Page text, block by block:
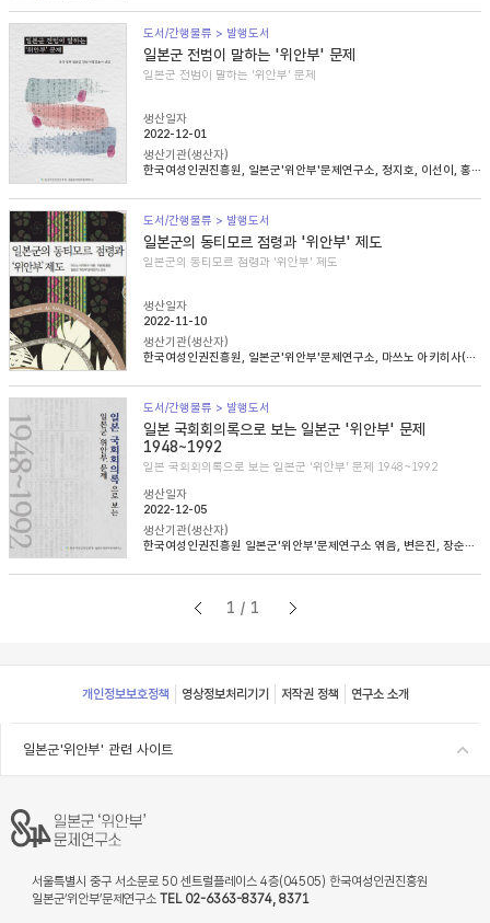
도서/간행물류 > 발행도서
일본군 전범이 말하는 '위안부' 문제
일본군 전범이 말하는 '위안부' 문제
생산일자
2022-12-01
생산기관(생산자)
한국여성인권진흥원, 일본군'위안부'문제연구소, 정지호, 이선이, 홍영미, 김승래
도서/간행물류 > 발행도서
일본군의 동티모르 점령과 '위안부' 제도
일본군의 동티모르 점령과 '위안부' 제도
생산일자
2022-11-10
생산기관(생산자)
한국여성인권진흥원, 일본군'위안부'문제연구소, 마쓰노 아키히사(松野明久), 이승희
도서/간행물류 > 발행도서
일본 국회회의록으로 보는 일본군 '위안부' 문제
1948~1992
일본 국회회의록으로 보는 일본군 '위안부' 문제 1948~1992
생산일자
2022-12-05
생산기관(생산자)
한국여성인권진흥원 일본군'위안부'문제연구소 엮음, 변은진, 장순순, 이태규 옮김
1/1
Footer
개인정보보호정책 영상정보처리기기 저작권 정책 연구소 소개
일본군'위안부' 관련 사이트
서울특별시 중구 서소문로 50 센트럴플레이스 4층(04505) 한국여성인권진흥원
일본군‘위안부’문제연구소 TEL 02-6363-8374, 8371